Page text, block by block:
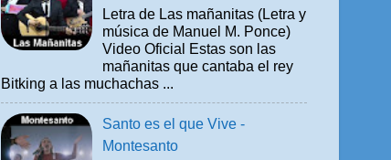
Letra de Las mañanitas (Letra y
música de Manuel M. Ponce)
Video Oficial Estas son las
mañanitas que cantaba el rey
Bitking a las muchachas ...
Santo es el que Vive -
Montesanto